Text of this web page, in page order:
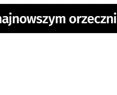
karcie